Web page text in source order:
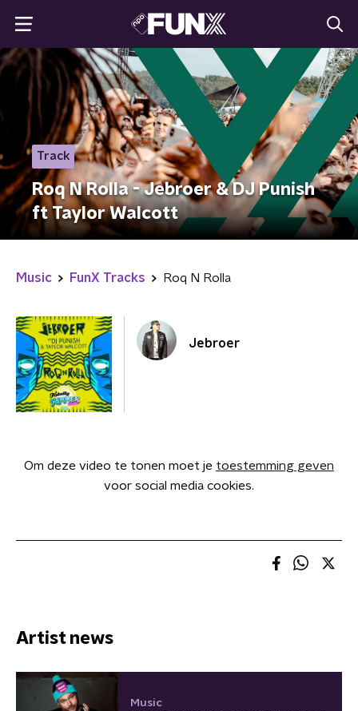
Track
Roq N Rolla - Jebroer & DJ Punish
ft Taylor Walcott
Music FunX Tracks Roq N Rolla
Jebroer
Om deze video te tonen moet je toestemming geven
voor social media cookies.
Artist news
Music